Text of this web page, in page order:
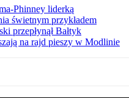
Phinney liderką
świetnym przykładem
przepłynął Bałtyk
na rajd pieszy w Modlinie